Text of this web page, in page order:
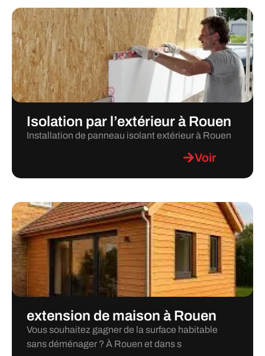
Isolation par l’extérieur à Rouen
Installation de panneau isolant extérieur à Rouen
Voir
extension de maison à Rouen
Vous souhaitez gagner de la surface habitable
sans déménager ? À Rouen et dans s